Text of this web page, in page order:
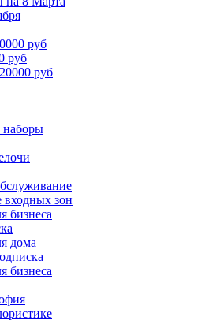
руб
руб
руб
наборы
зон
бизнеса
дома
бизнеса